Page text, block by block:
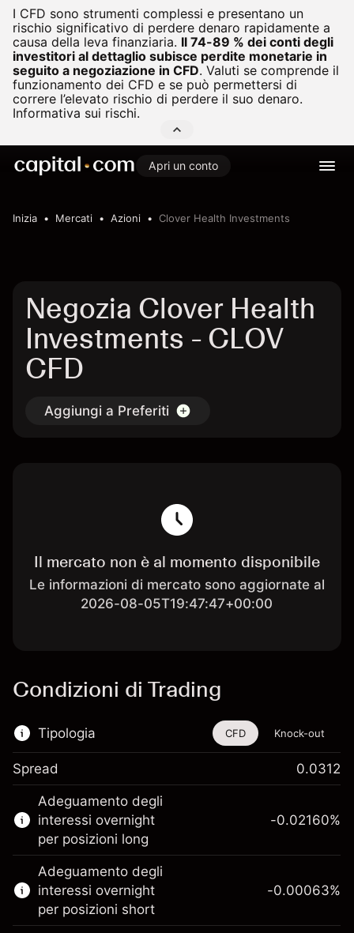
I CFD sono strumenti complessi e presentano un
rischio significativo di perdere denaro rapidamente a
causa della leva finanziaria. Il 74-89 % dei conti degli
investitori al dettaglio subisce perdite monetarie in
seguito a negoziazione in CFD. Valuti se comprende il
funzionamento dei CFD e se può permettersi di
correre l’elevato rischio di perdere il suo denaro.
Informativa sui rischi.
Apri un conto
Inizia Mercati Azioni Clover Health Investments
Negozia Clover Health
Investments - CLOV
CFD
Aggiungi a Preferiti
Il mercato non è al momento disponibile
Le informazioni di mercato sono aggiornate al
2026-08-05T19:47:47+00:00
Condizioni di Trading
Tipologia
Questo strumento finanziario è disponibile
per il trading di CFD e knock-out.
Scopri di più su:
CFD
Knock-out
CFD Knock-out
Spread 0.0312
Adeguamento degli
interessi overnight
per posizioni long
-0.02160%
Adeguamento degli
interessi overnight
per posizioni short
-0.00063%